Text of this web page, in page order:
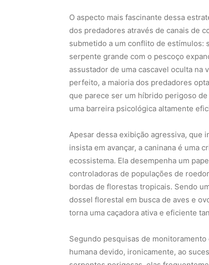
O aspecto mais fascinante dessa
dos predadores através de canais de
submetido a um conflito de estímulos:
serpente grande com o pescoço
assustador de uma cascavel oculta
perfeito, a maioria dos predadores
que parece ser um híbrido perigoso
uma barreira psicológica altamente
Apesar dessa exibição agressiva, que
insista em avançar, a caninana é uma
ecossistema. Ela desempenha um
controladoras de populações de
bordas de florestas tropicais. Sendo
dossel florestal em busca de aves e
torna uma caçadora ativa e eficiente
Segundo pesquisas de
humana devido, ironicamente, ao